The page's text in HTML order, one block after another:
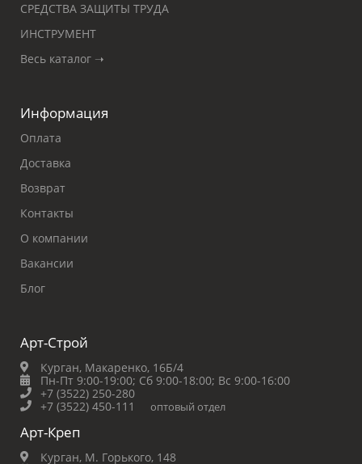
СРЕДСТВА ЗАЩИТЫ ТРУДА
ИНСТРУМЕНТ
Весь каталог ➝
Информация
Оплата
Доставка
Возврат
Контакты
О компании
Вакансии
Блог
Арт-Строй
Курган, Макаренко, 16Б/4
Пн-Пт 9:00-19:00; Сб 9:00-18:00; Вс 9:00-16:00
+7 (3522) 250-280
+7 (3522) 450-111
оптовый отдел
Арт-Креп
Курган, М. Горького, 148